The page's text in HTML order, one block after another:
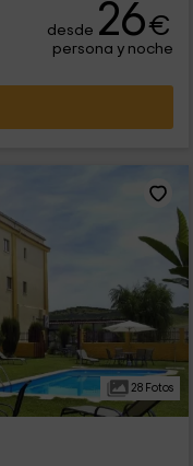
desde 26€
persona y noche
28 Fotos